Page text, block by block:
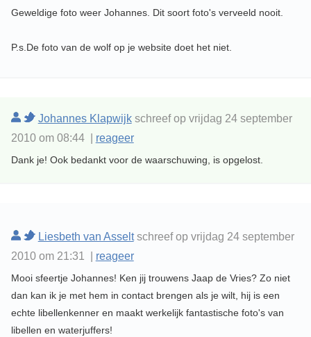
Geweldige foto weer Johannes. Dit soort foto's verveeld nooit.
P.s.De foto van de wolf op je website doet het niet.
Johannes Klapwijkschreef op vrijdag 24 september
2010 om 08:44 | reageer
Dank je! Ook bedankt voor de waarschuwing, is opgelost.
Liesbeth van Asseltschreef op vrijdag 24 september
2010 om 21:31 | reageer
Mooi sfeertje Johannes! Ken jij trouwens Jaap de Vries? Zo niet
dan kan ik je met hem in contact brengen als je wilt, hij is een
echte libellenkenner en maakt werkelijk fantastische foto's van
libellen en waterjuffers!